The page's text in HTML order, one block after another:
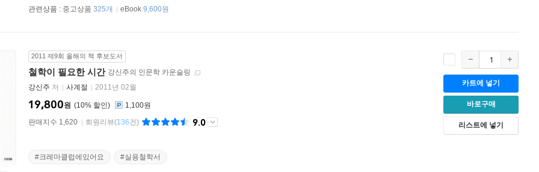
관련상품 : 중고상품 325개 eBook 9,600원
2011 제9회 올해의 책 후보도서
철학이 필요한 시간 강신주의 인문학 카운슬링
강신주 저 사계절 2011년 02월
10%
19,800원
1,100원
판매지수 1,620
회원리뷰(136건) 9.0
#크레마클럽에있어요 #실용철학서
카트에 넣기
바로구매
리스트에 넣기